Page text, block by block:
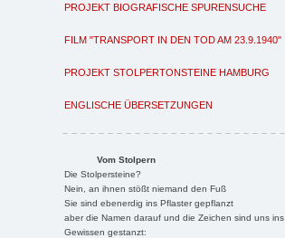
PROJEKT BIOGRAFISCHE SPURENSUCHE
FILM "TRANSPORT IN DEN TOD AM 23.9.1940"
PROJEKT STOLPERTONSTEINE HAMBURG
ENGLISCHE ÜBERSETZUNGEN
Vom Stolpern
Die Stolpersteine?
Nein, an ihnen stößt niemand den Fuß
Sie sind ebenerdig ins Pflaster gepflanzt
aber die Namen darauf und die Zeichen sind uns ins
Gewissen gestanzt: